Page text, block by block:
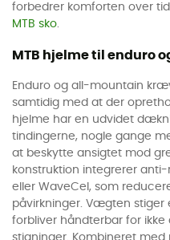
forbedrer komforten over
MTB sko
MTB hjelme til enduro
Enduro og all-mountain
samtidig med at der
hjelme har en udvidet
tindingerne, nogle gange
at beskytte ansigtet mod
konstruktion integrerer anti-
eller WaveCel, som
påvirkninger. Vægten stiger
forbliver håndterbar for ikke
stigninger. Kombineret med